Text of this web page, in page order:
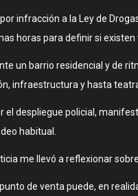
infracción a la Ley de
horas para definir si
un barrio residencial y de
infraestructura y hasta
el despliegue policial,
habitual.
me llevó a reflexionar
de venta puede, en